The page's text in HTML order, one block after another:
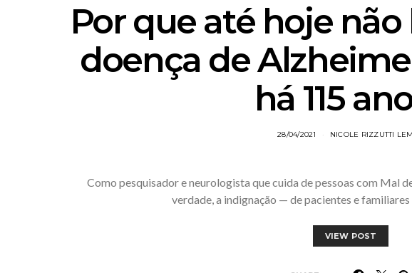
Por que até hoje não
doença de
há 115
28/04/2021 NICOLE RIZZUTTI
Como pesquisador e neurologista que cuida de pessoas com Mal
verdade, a indignação — de pacientes e
VIEW POST